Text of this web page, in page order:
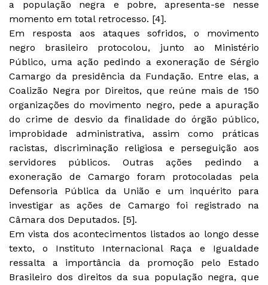
a população negra e pobre, apresenta-se nesse
momento em total retrocesso. [4].
Em resposta aos ataques sofridos, o movimento
negro brasileiro protocolou, junto ao Ministério
Público, uma ação pedindo a exoneração de Sérgio
Camargo da presidência da Fundação. Entre elas, a
Coalizão Negra por Direitos, que reúne mais de 150
organizações do movimento negro, pede a apuração
do crime de desvio da finalidade do órgão público,
improbidade administrativa, assim como práticas
racistas, discriminação religiosa e perseguição aos
servidores públicos. Outras ações pedindo a
exoneração de Camargo foram protocoladas pela
Defensoria Pública da União e um inquérito para
investigar as ações de Camargo foi registrado na
Câmara dos Deputados. [5].
Em vista dos acontecimentos listados ao longo desse
texto, o Instituto Internacional Raça e Igualdade
ressalta a importância da promoção pelo Estado
Brasileiro dos direitos da sua população negra, que